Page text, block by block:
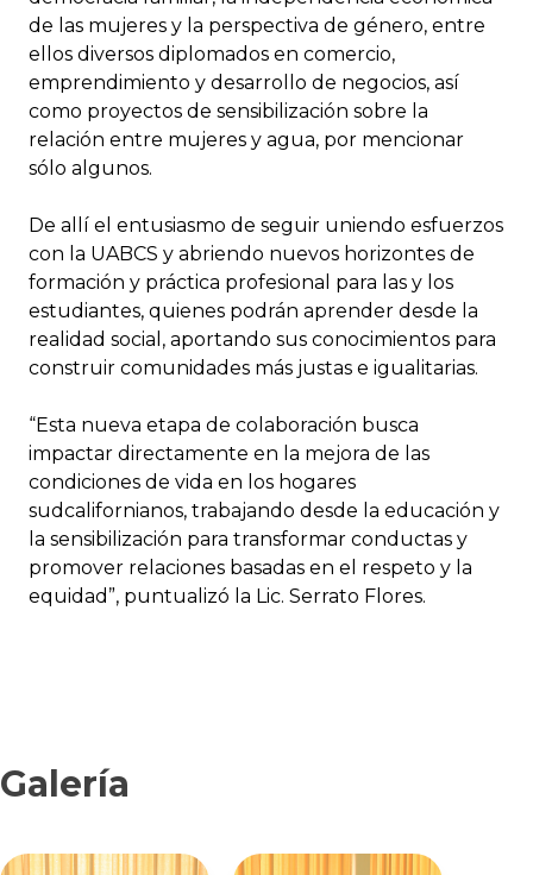
de las mujeres y la perspectiva de género, entre
ellos diversos diplomados en comercio,
emprendimiento y desarrollo de negocios, así
como proyectos de sensibilización sobre la
relación entre mujeres y agua, por mencionar
sólo algunos.
De allí el entusiasmo de seguir uniendo esfuerzos
con la UABCS y abriendo nuevos horizontes de
formación y práctica profesional para las y los
estudiantes, quienes podrán aprender desde la
realidad social, aportando sus conocimientos para
construir comunidades más justas e igualitarias.
“Esta nueva etapa de colaboración busca
impactar directamente en la mejora de las
condiciones de vida en los hogares
sudcalifornianos, trabajando desde la educación y
la sensibilización para transformar conductas y
promover relaciones basadas en el respeto y la
equidad”, puntualizó la Lic. Serrato Flores.
Galería